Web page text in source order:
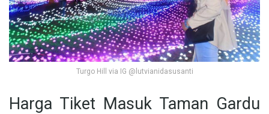
Turgo Hill via IG @lutvianidasusanti
Harga Tiket Masuk Taman Gardu